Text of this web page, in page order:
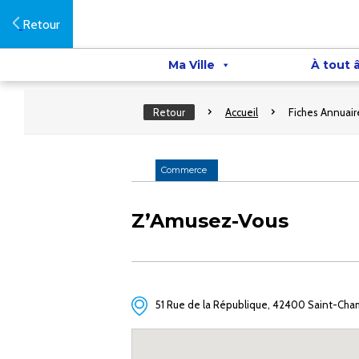
Retour
Ma Ville À tout
Retour Accueil Fiches
Commerce
Z’Amusez-Vous
51 Rue de la République, 42400 Saint-